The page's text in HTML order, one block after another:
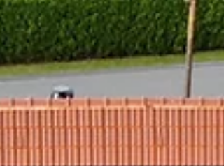
Fotovoltaika Kamil Poźniak
Inwestycja w odnawialne źródła energii
staje się w Bielsku-Białej coraz bardziej
popularna. Coraz więcej właścicieli domów
firm decyduje się na fotowoltaikę, aby
oszczędzać na rachunkach i korzystać z
darmowej energii słonecznej.